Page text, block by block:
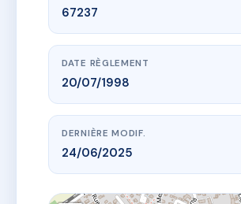
67237
DATE RÈGLEMENT
20/07/1998
DERNIÈRE MODIF.
24/06/2025